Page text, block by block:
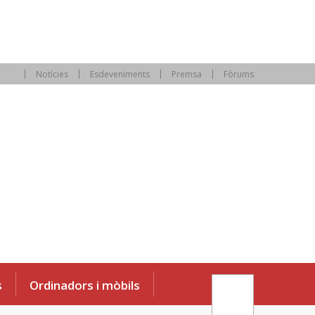
Notícies Esdeveniments Premsa Fòrums
Ordinadors i mòbils